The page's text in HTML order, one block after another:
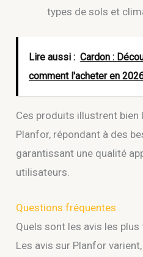
types de sols et
Lire aussi : Cardon :
comment l'acheter en
Ces produits illustrent bien
Planfor, répondant à des
garantissant une qualité
utilisateurs.
Questions fréquentes
Quels sont les avis les
Les avis sur Planfor